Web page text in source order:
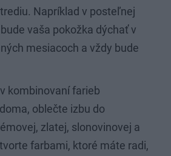
Napríklad v posteľnej
vaša pokožka dýchať v
mesiacoch a vždy bude
kombinovaní farieb
oblečte izbu do
zlatej, slonovinovej a
farbami, ktoré máte radi,